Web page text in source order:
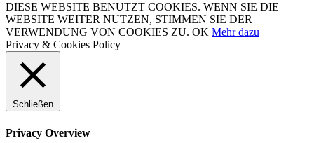
DIESE WEBSITE BENUTZT COOKIES. WENN SIE DIE
WEBSITE WEITER NUTZEN, STIMMEN SIE DER
VERWENDUNG VON COOKIES ZU. OK Mehr dazu
Privacy & Cookies Policy
Schließen
Privacy Overview